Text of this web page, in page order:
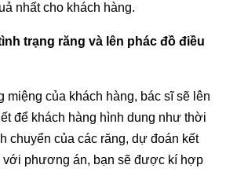
nhất cho khách hàng.
trạng răng và lên phác đồ điều
miệng của khách hàng, bác sĩ sẽ lên
để khách hàng hình dung như thời
chuyển của các răng, dự đoán kết
với phương án, bạn sẽ được kí hợp